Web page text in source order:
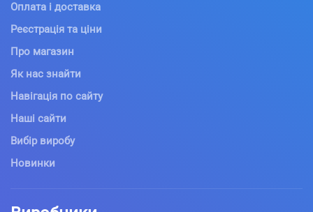
Оплата і доставка
Реєстрація та ціни
Про магазин
Як нас знайти
Навігація по сайту
Наші сайти
Вибір виробу
Новинки